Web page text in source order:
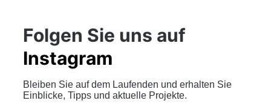
Folgen Sie uns auf
Instagram
Bleiben Sie auf dem Laufenden und erhalten Sie
Einblicke, Tipps und aktuelle Projekte.